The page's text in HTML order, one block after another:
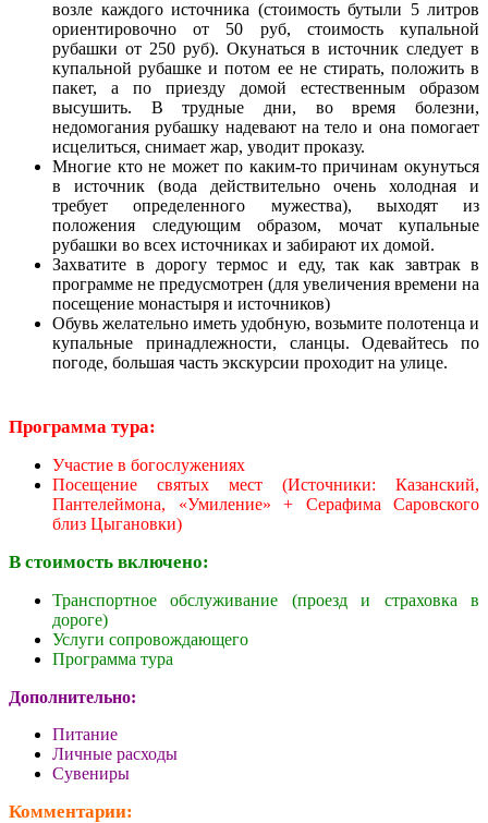
возле каждого источника (стоимость бутыли 5 литров
ориентировочно от 50 руб, стоимость купальной
рубашки от 250 руб). Окунаться в источник следует в
купальной рубашке и потом ее не стирать, положить в
пакет, а по приезду домой естественным образом
высушить. В трудные дни, во время болезни,
недомогания рубашку надевают на тело и она помогает
исцелиться, снимает жар, уводит проказу.
Многие кто не может по каким-то причинам окунуться
в источник (вода действительно очень холодная и
требует определенного мужества), выходят из
положения следующим образом, мочат купальные
рубашки во всех источниках и забирают их домой.
Захватите в дорогу термос и еду, так как завтрак в
программе не предусмотрен (для увеличения времени на
посещение монастыря и источников)
Обувь желательно иметь удобную, возьмите полотенца и
купальные принадлежности, сланцы. Одевайтесь по
погоде, большая часть экскурсии проходит на улице.
Программа тура:
Участие в богослужениях
Посещение святых мест (Источники: Казанский,
Пантелеймона, «Умиление» + Серафима Саровского
близ Цыгановки)
В стоимость включено:
Транспортное обслуживание (проезд и страховка в
дороге)
Услуги сопровождающего
Программа тура
Дополнительно:
Питание
Личные расходы
Сувениры
Комментарии: